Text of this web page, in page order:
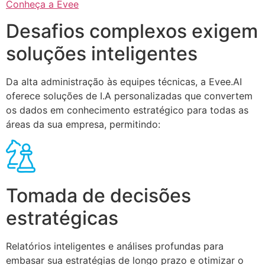
Conheça a Evee
Desafios complexos exigem
soluções inteligentes
Da alta administração às equipes técnicas, a Evee.AI
oferece soluções de I.A personalizadas que convertem
os dados em conhecimento estratégico para todas as
áreas da sua empresa, permitindo:
Tomada de decisões
estratégicas
Relatórios inteligentes e análises profundas para
embasar sua estratégias de longo prazo e otimizar o